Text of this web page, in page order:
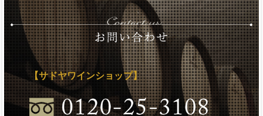
【サドヤワインショップ】